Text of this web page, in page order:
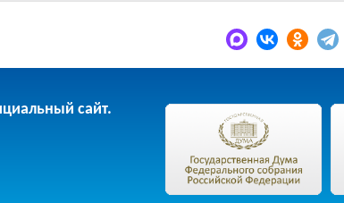
сайт.